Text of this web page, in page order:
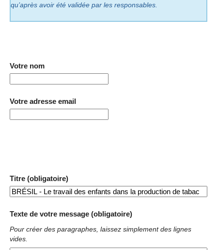
qu’après avoir été validée par les responsables.
Votre nom
Votre adresse email
Titre (obligatoire)
Texte de votre message (obligatoire)
Pour créer des paragraphes, laissez simplement des lignes
vides.